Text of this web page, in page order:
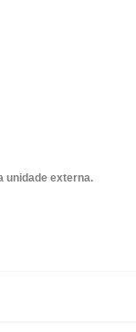
unidade externa.